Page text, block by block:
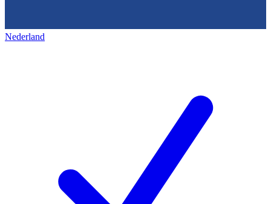
Nederland